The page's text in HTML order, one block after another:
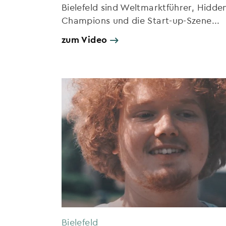
Bielefeld sind Weltmarktführer,
Champions und die Start-up-Szene...
zum Video
Bielefeld